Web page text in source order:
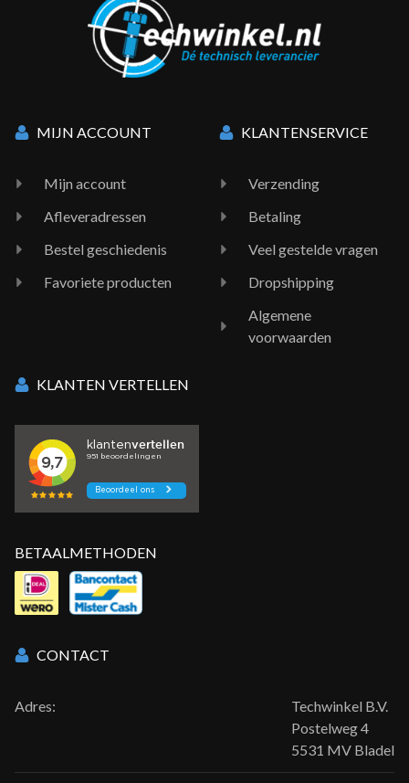
MIJN ACCOUNT
Mijn account
Afleveradressen
Bestel geschiedenis
Favoriete producten
KLANTENSERVICE
Verzending
Betaling
Veel gestelde vragen
Dropshipping
Algemene
voorwaarden
KLANTEN VERTELLEN
BETAALMETHODEN
CONTACT
Adres:
Techwinkel B.V.
Postelweg 4
5531 MV Bladel